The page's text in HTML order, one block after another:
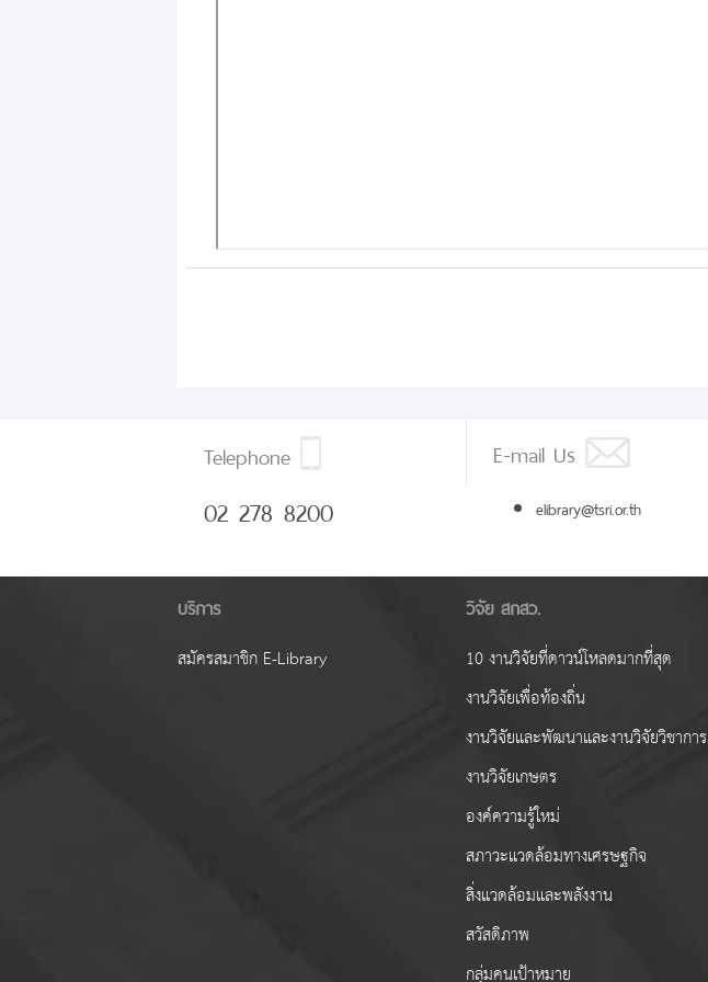
Telephone
02 278 8200
E-mail Us
elibrary@tsri.or.th
บริการ
สมัครสมาชิก E-Library
วิจัย สกสว.
10 งานวิจัยที่ดาวน์โหลดมากที่สุด
งานวิจัยเพื่อท้องถิ่น
งานวิจัยและพัฒนาและงานวิจัยวิชาการ
งานวิจัยเกษตร
องค์ความรู้ใหม่
สภาวะแวดล้อมทางเศรษฐกิจ
สิ่งแวดล้อมและพลังงาน
สวัสดิภาพ
กลุ่มคนเป้าหมาย